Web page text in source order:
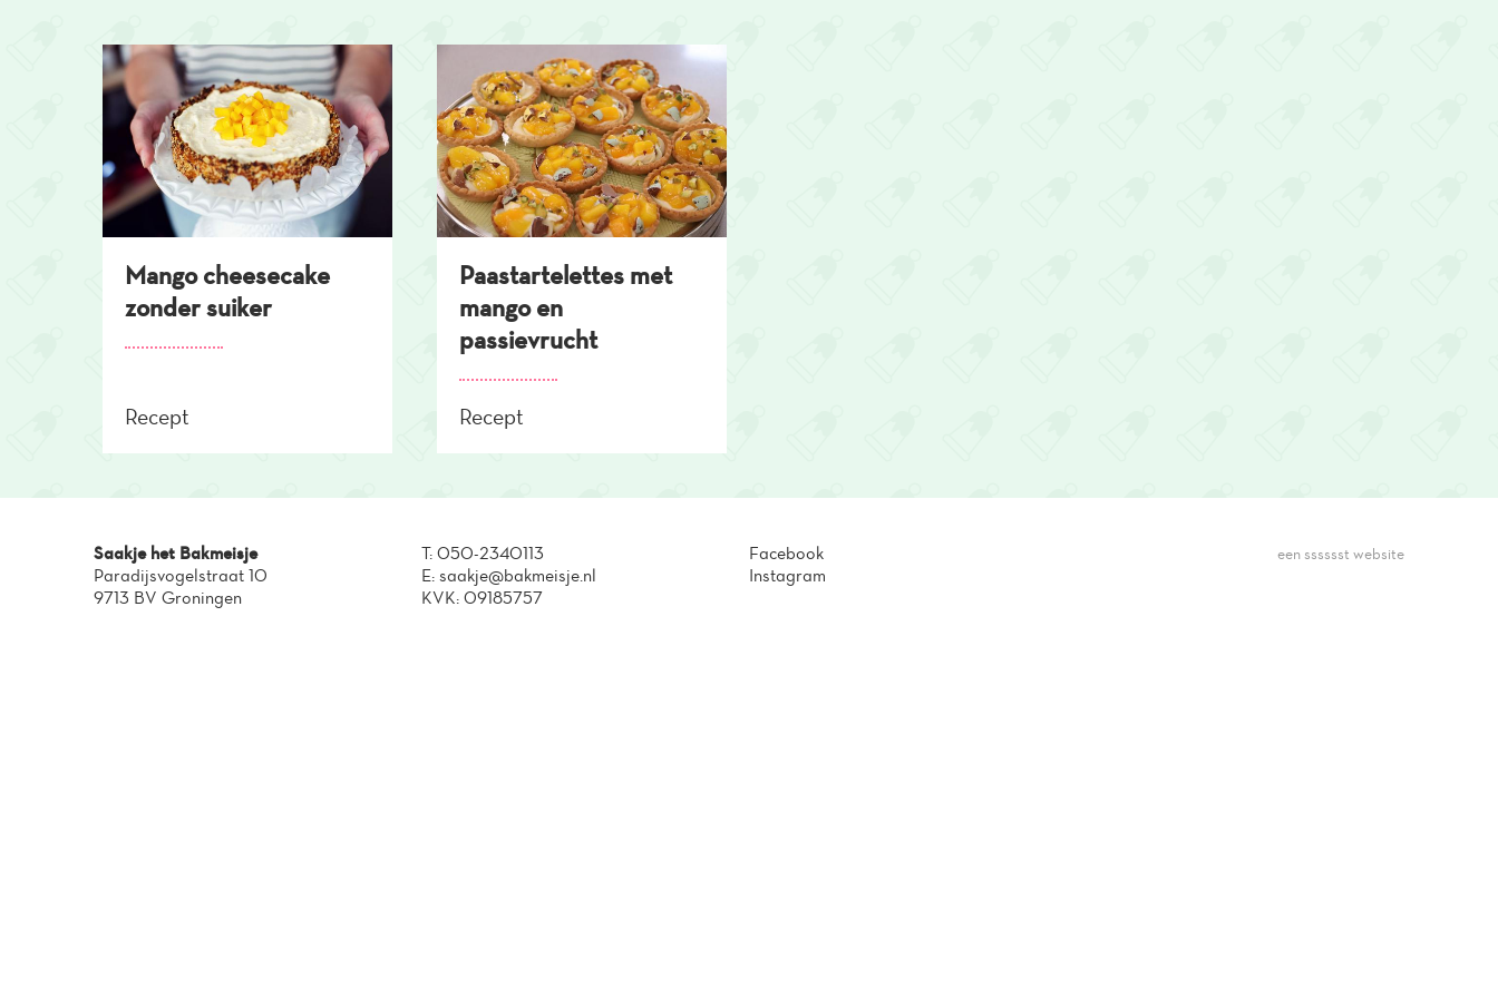
Mango cheesecake
zonder suiker
Recept
Paastartelettes met
mango en
passievrucht
Recept
Saakje het Bakmeisje
Paradijsvogelstraat 10
9713 BV Groningen
T: 050-2340113
E: saakje@bakmeisje.nl
KVK: 09185757
Facebook
Instagram
een sssssst website